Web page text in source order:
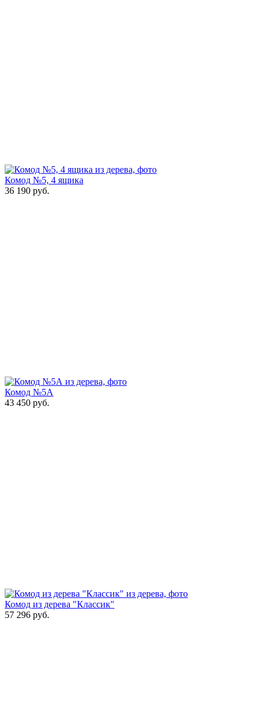
Комод №5, 4 ящика
36 190 руб.
Комод №5А
43 450 руб.
Комод из дерева "Классик"
57 296 руб.